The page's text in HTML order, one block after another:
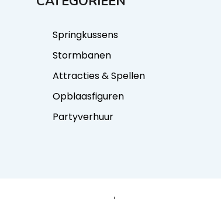
Springkussens
Stormbanen
Attracties & Spellen
Opblaasfiguren
Partyverhuur